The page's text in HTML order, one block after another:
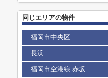
同じエリアの物件
福岡市中央区
長浜
福岡市空港線 赤坂